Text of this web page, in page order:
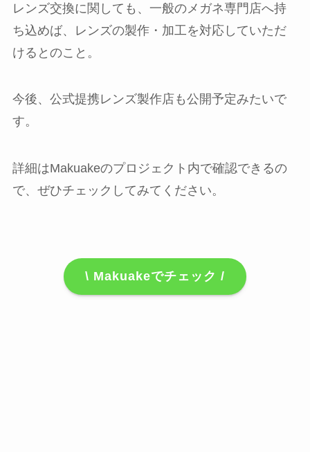
レンズ交換に関しても、一般のメガネ専門店へ持
ち込めば、レンズの製作・加工を対応していただ
けるとのこと。
今後、公式提携レンズ製作店も公開予定みたいで
す。
詳細はMakuakeのプロジェクト内で確認できるの
で、ぜひチェックしてみてください。
\ Makuakeでチェック /